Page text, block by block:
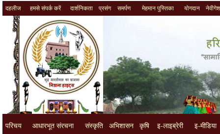
दहलीज हमसे संपर्क करें दार्शनिकता प्रसंग समर्पण मेहमान पुस्तिका योगदान
परिचय आधारभूत संरचना संस्कृति अभिशासन कृषि इ-लाइब्रेरी इ-मीडिया